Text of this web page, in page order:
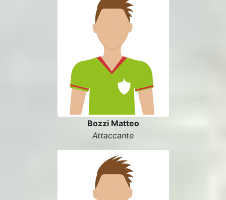
Bozzi Matteo
Attaccante